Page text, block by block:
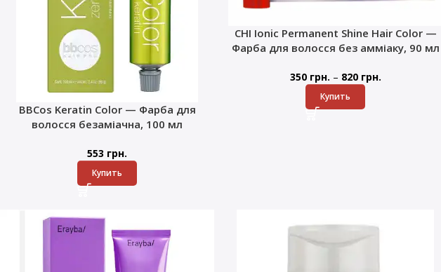
BBCos Keratin Color — Фарба для
волосся безаміачна, 100 мл
553 грн.
Купить
CHI Ionic Permanent Shine Hair Color —
Фарба для волосся без амміаку, 90 мл
350 грн. – 820 грн.
Купить